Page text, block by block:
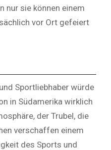
nur sie können einem
vor Ort gefeiert
Sportliebhaber würde
in Südamerika wirklich
der Trubel, die
verschaffen einem
des Sports und